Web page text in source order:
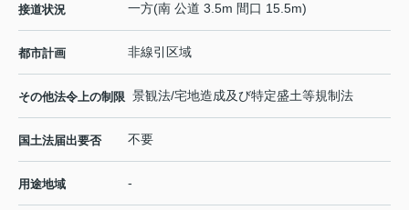
接道状況 一方(南 公道 3.5m 間口 15.5m)
都市計画 非線引区域
その他法令上の制限 景観法/宅地造成及び特定盛土等規制法
国土法届出要否 不要
用途地域 -